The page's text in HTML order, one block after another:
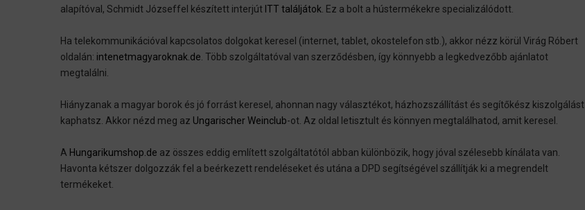
alapítóval, Schmidt Józseffel készített interjút ITT találjátok . Ez a bolt a hústermékekre specializálódott.
Ha telekommunikációval kapcsolatos dolgokat keresel (internet, tablet, okostelefon stb.), akkor nézz körül Virág Róbert
oldalán: intenetmagyaroknak.de . Több szolgáltatóval van szerződésben, így könnyebb a legkedvezőbb ajánlatot
megtalálni.
Hiányzanak a magyar borok és jó forrást keresel, ahonnan nagy választékot, házhozszállítást és segítőkész kiszolgálást
kaphatsz. Akkor nézd meg az Ungarischer Weinclub-ot. Az oldal letisztult és könnyen megtalálhatod, amit keresel.
A Hungarikumshop.de az összes eddig említett szolgáltatótól abban különbözik, hogy jóval szélesebb kínálata van.
Havonta kétszer dolgozzák fel a beérkezett rendeléseket és utána a DPD segítségével szállítják ki a megrendelt
termékeket.